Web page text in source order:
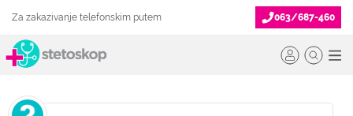
Za zakazivanje telefonskim putem 063/687-460